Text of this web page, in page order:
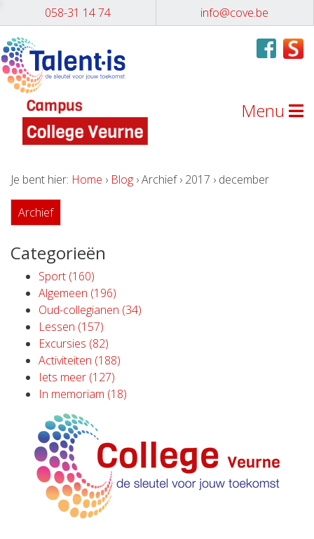
058-31 14 74 info@cove.be
Menu
Je bent hier: Home › Blog › Archief › 2017 › december
Archief
Categorieën
Sport (160)
Algemeen (196)
Oud-collegianen (34)
Lessen (157)
Excursies (82)
Activiteiten (188)
Iets meer (127)
In memoriam (18)